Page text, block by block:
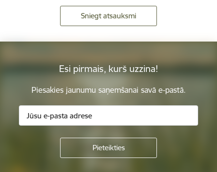
Sniegt atsauksmi
Esi pirmais, kurš uzzina!
Piesakies jaunumu saņemšanai savā e-pastā.